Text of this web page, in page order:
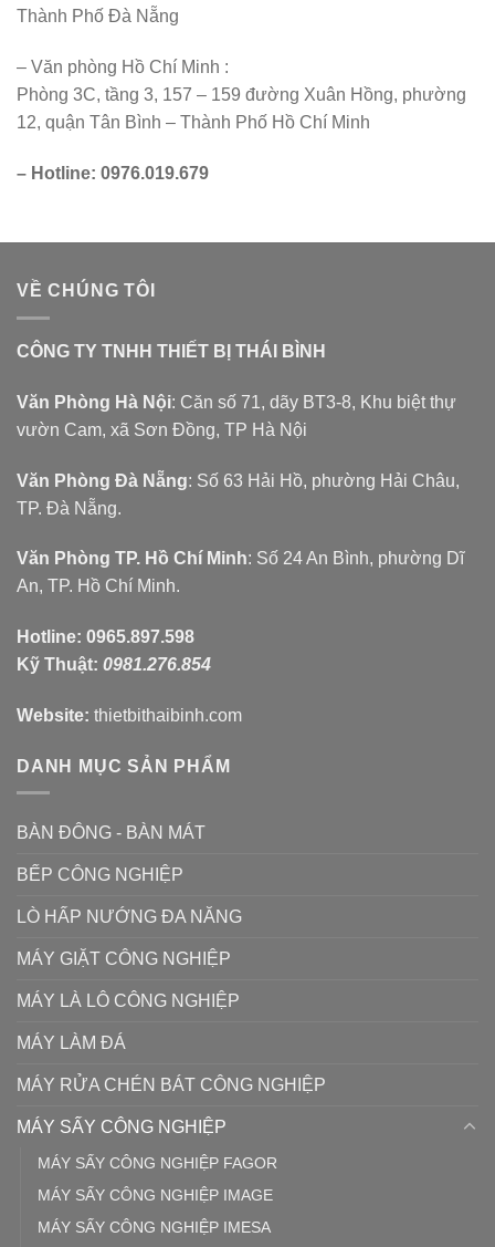
Thành Phố Đà Nẵng
– Văn phòng Hồ Chí Minh :
Phòng 3C, tầng 3, 157 – 159 đường Xuân Hồng, phường
12, quận Tân Bình – Thành Phố Hồ Chí Minh
– Hotline: 0976.019.679
VỀ CHÚNG TÔI
CÔNG TY TNHH THIẾT BỊ THÁI BÌNH
Văn Phòng Hà Nội: Căn số 71, dãy BT3-8, Khu biệt thự
vườn Cam, xã Sơn Đồng, TP Hà Nội
Văn Phòng Đà Nẵng: Số 63 Hải Hồ, phường Hải Châu,
TP. Đà Nẵng.
Văn Phòng TP. Hồ Chí Minh: Số 24 An Bình, phường Dĩ
An, TP. Hồ Chí Minh.
Hotline: 0965.897.598
Kỹ Thuật: 0981.276.854
Website: thietbithaibinh.com
DANH MỤC SẢN PHẨM
BÀN ĐÔNG - BÀN MÁT
BẾP CÔNG NGHIỆP
LÒ HẤP NƯỚNG ĐA NĂNG
MÁY GIẶT CÔNG NGHIỆP
MÁY LÀ LÔ CÔNG NGHIỆP
MÁY LÀM ĐÁ
MÁY RỬA CHÉN BÁT CÔNG NGHIỆP
MÁY SẤY CÔNG NGHIỆP
MÁY SẤY CÔNG NGHIỆP FAGOR
MÁY SẤY CÔNG NGHIỆP IMAGE
MÁY SẤY CÔNG NGHIỆP IMESA